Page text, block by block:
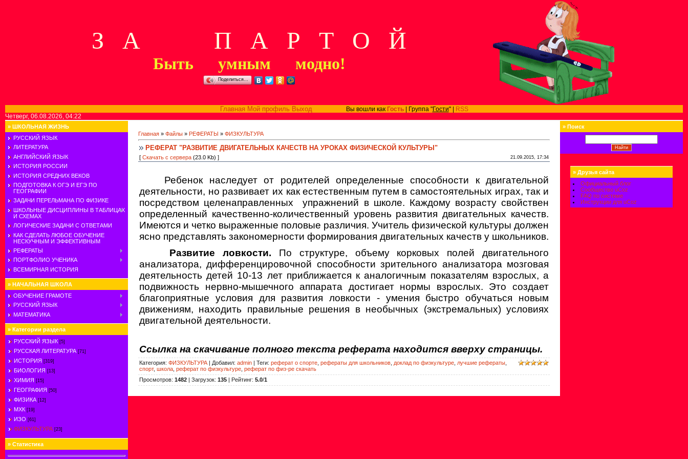
З А П А Р Т О Й
Быть умным модно!
Поделиться…
Главная Мой профиль ВыходВы вошли как Гость| Группа "Гости" |
RSS
Четверг, 06.08.2026, 04:22
» ШКОЛЬНАЯ ЖИЗНЬ
РУССКИЙ ЯЗЫК
ЛИТЕРАТУРА
АНГЛИЙСКИЙ ЯЗЫК
ИСТОРИЯ РОССИИ
ИСТОРИЯ СРЕДНИХ ВЕКОВ
ПОДГОТОВКА К ОГЭ И ЕГЭ ПО
ГЕОГРАФИИ
ЗАДАЧИ ПЕРЕЛЬМАНА ПО ФИЗИКЕ
ШКОЛЬНЫЕ ДИСЦИПЛИНЫ В ТАБЛИЦАХ
И СХЕМАХ
ЛОГИЧЕСКИЕ ЗАДАЧИ С ОТВЕТАМИ
КАК СДЕЛАТЬ ЛЮБОЕ ОБУЧЕНИЕ
НЕСКУЧНЫМ И ЭФФЕКТИВНЫМ
РЕФЕРАТЫ
ПОРТФОЛИО УЧЕНИКА
ВСЕМИРНАЯ ИСТОРИЯ
» НАЧАЛЬНАЯ ШКОЛА
ОБУЧЕНИЕ ГРАМОТЕ
РУССКИЙ ЯЗЫК
МАТЕМАТИКА
» Категории раздела
РУССКИЙ ЯЗЫК [5]
РУССКАЯ ЛИТЕРАТУРА [71]
ИСТОРИЯ [319]
БИОЛОГИЯ [13]
ХИМИЯ [15]
ГЕОГРАФИЯ [50]
ФИЗИКА [12]
МХК [19]
ИЗО [61]
ФИЗКУЛЬТУРА [23]
» Статистика
Главная » Файлы » РЕФЕРАТЫ » ФИЗКУЛЬТУРА
РЕФЕРАТ "РАЗВИТИЕ ДВИГАТЕЛЬНЫХ КАЧЕСТВ НА УРОКАХ ФИЗИЧЕСКОЙ КУЛЬТУРЫ"
[ Скачать с сервера (23.0 Kb) ] 21.09.2015, 17:34
Ребенок наследует от родителей определенные способности к двигательной
деятельности, но развивает их как естественным путем в самостоятельных играх, так и
посредством целенаправленных
упражнений в школе. Каждому возрасту свойствен
определенный качественно-количественный уровень развития двигательных качеств.
Имеются и четко выраженные половые различия. Учитель физической культуры должен
ясно представлять закономерности формирования двигательных качеств у школьников.
Развитие ловкости. По структуре, объему корковых полей двигательного
анализатора, дифференцировочной способности зрительного анализатора мозговая
деятельность детей 10-13 лет приближается к аналогичным показателям взрослых, а
подвижность нервно-мышечного аппарата достигает нормы взрослых. Это создает
благоприятные условия для развития ловкости - умения быстро обучаться новым
движениям, находить правильные решения в необычных (экстремальных) условиях
двигательной деятельности.
Ссылка на скачивание полного текста реферата находится вверху страницы.
Категория: ФИЗКУЛЬТУРА | Добавил: admin | Теги: реферат о спорте рефераты для школьников доклад по физкультуре лучшие рефераты
спорт, школа реферат по физкультуре реферат по физ-ре скачать
Просмотров: 1482 | Загрузок: 135 | Рейтинг: 5.0/1
» Поиск
» Друзья сайта
Официальный блог
Сообщество uCoz
FAQ по системе
Инструкции для uCoz